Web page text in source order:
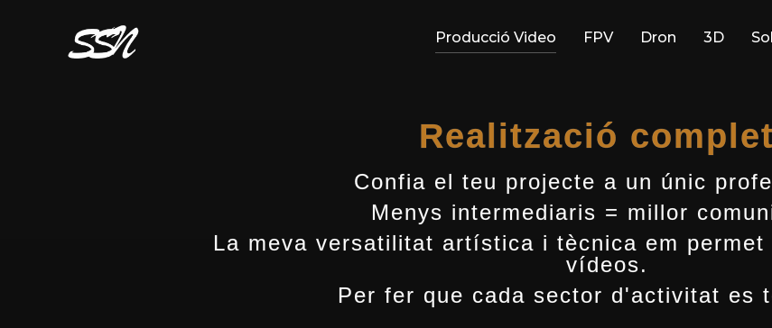
Producció Video FPV Dron 3D
Realització
Confia el teu projecte a un únic
Menys intermediaris = millor
La meva versatilitat artística i tècnica em
vídeos.
Per fer que cada sector d'activitat es